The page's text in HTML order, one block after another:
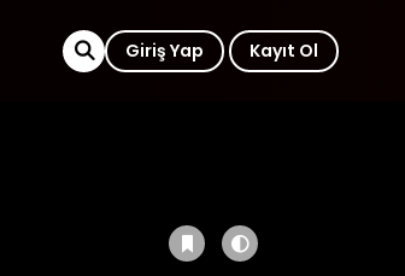
Giriş Yap Kayıt Ol